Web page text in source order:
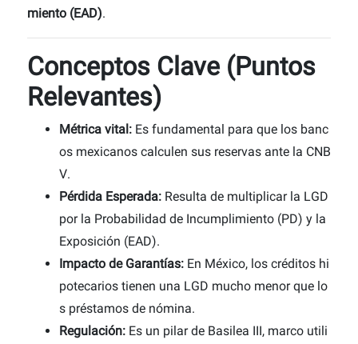
miento (EAD).
Conceptos Clave (Puntos
Relevantes)
Métrica vital: Es fundamental para que los banc
os mexicanos calculen sus reservas ante la CNB
V.
Pérdida Esperada: Resulta de multiplicar la LGD
por la Probabilidad de Incumplimiento (PD) y la
Exposición (EAD).
Impacto de Garantías: En México, los créditos hi
potecarios tienen una LGD mucho menor que lo
s préstamos de nómina.
Regulación: Es un pilar de Basilea III, marco utili